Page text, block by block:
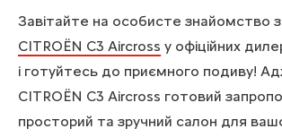
Завітайте на особисте знайомство з
CITROЁN C3 Aircross у офіційних
і готуйтесь до приємного подиву!
CITROЁN C3 Aircross готовий
просторий та зручний салон для